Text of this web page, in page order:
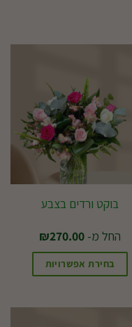
בוקט ורדים בצבע
החל מ-
₪270.00
בחירת אפשרויות
זה